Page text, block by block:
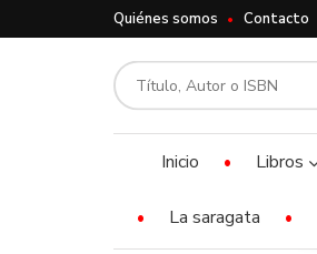
Quiénes somos Contacto
Inicio Libros
La saragata